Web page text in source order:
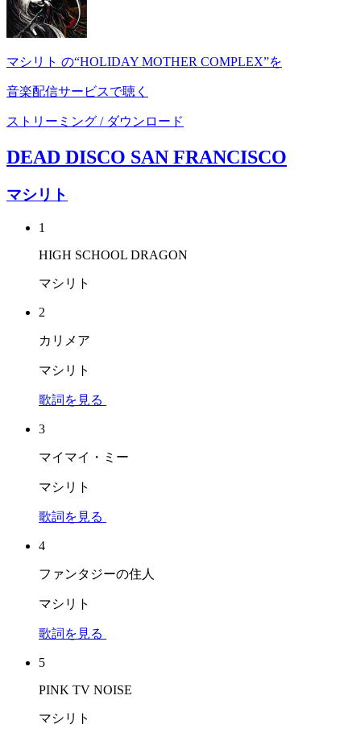
マシリト の“HOLIDAY MOTHER COMPLEX”を
音楽配信サービスで聴く
ストリーミング / ダウンロード
DEAD DISCO SAN FRANCISCO
マシリト
1
HIGH SCHOOL DRAGON
マシリト
2
カリメア
マシリト
歌詞を見る
3
マイマイ・ミー
マシリト
歌詞を見る
4
ファンタジーの住人
マシリト
歌詞を見る
5
PINK TV NOISE
マシリト